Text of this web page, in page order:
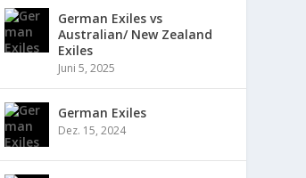
German Exiles vs
Australian/ New Zealand
Exiles
Juni 5, 2025
German Exiles
Dez. 15, 2024